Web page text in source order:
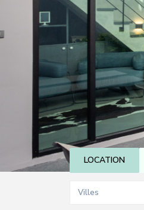
LOCATION
Villes